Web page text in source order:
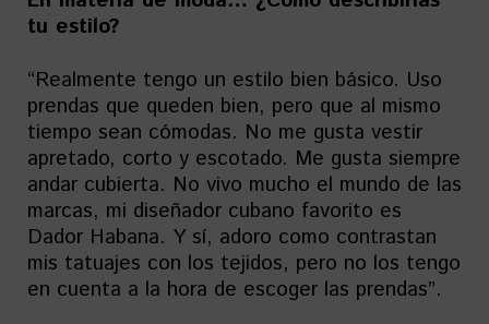
tu estilo?
“Realmente tengo un estilo bien básico. Uso
prendas que queden bien, pero que al mismo
tiempo sean cómodas. No me gusta vestir
apretado, corto y escotado. Me gusta siempre
andar cubierta. No vivo mucho el mundo de las
marcas, mi diseñador cubano favorito es
Dador Habana. Y sí, adoro como contrastan
mis tatuajes con los tejidos, pero no los tengo
en cuenta a la hora de escoger las prendas”.